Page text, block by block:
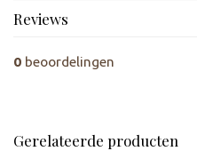
Reviews
0 beoordelingen
Gerelateerde producten